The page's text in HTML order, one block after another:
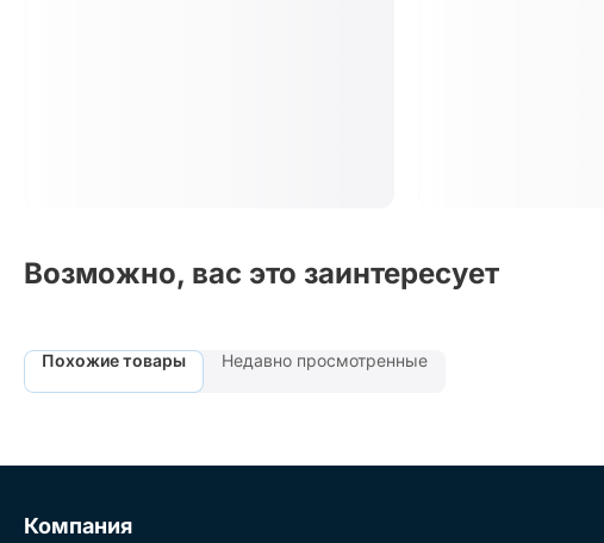
Возможно, вас это заинтересует
Похожие товары Недавно просмотренные
Компания